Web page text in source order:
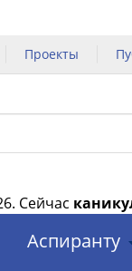
Проекты
Сейчас
Аспиранту